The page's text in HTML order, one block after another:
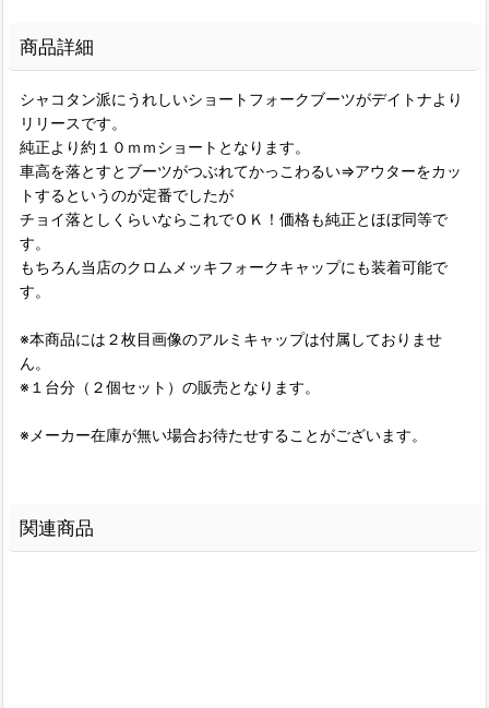
商品詳細
シャコタン派にうれしいショートフォークブーツがデイトナより
リリースです。
純正より約１０ｍｍショートとなります。
車高を落とすとブーツがつぶれてかっこわるい⇒アウターをカッ
トするというのが定番でしたが
チョイ落としくらいならこれでＯＫ！価格も純正とほぼ同等で
す。
もちろん当店のクロムメッキフォークキャップにも装着可能で
す。
※本商品には２枚目画像のアルミキャップは付属しておりませ
ん。
※１台分（２個セット）の販売となります。
※メーカー在庫が無い場合お待たせすることがございます。
関連商品